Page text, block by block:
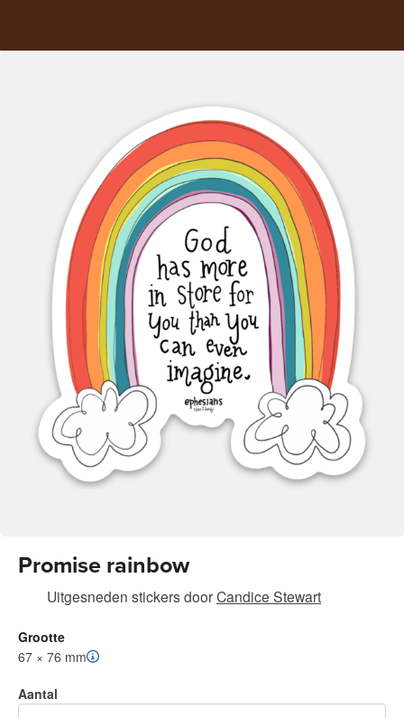
Promise rainbow
Uitgesneden stickersdoorCandice Stewart
Grootte
67 × 76 mm
Aantal